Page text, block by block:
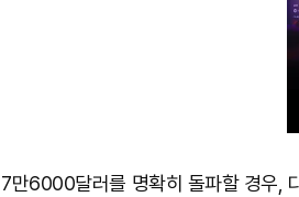
7만6000달러를 명확히 돌파할 경우,